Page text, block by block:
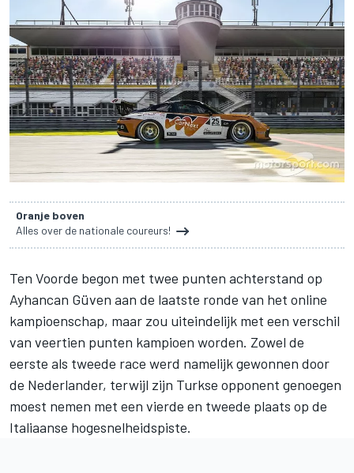
Oranje boven
Alles over de nationale coureurs!
Ten Voorde begon met twee punten achterstand op
Ayhancan Güven aan de laatste ronde van het online
kampioenschap, maar zou uiteindelijk met een verschil
van veertien punten kampioen worden. Zowel de
eerste als tweede race werd namelijk gewonnen door
de Nederlander, terwijl zijn Turkse opponent genoegen
moest nemen met een vierde en tweede plaats op de
Italiaanse hogesnelheidspiste.